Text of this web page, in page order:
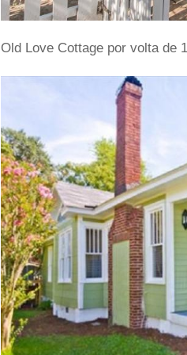
Old Love Cottage por volta de